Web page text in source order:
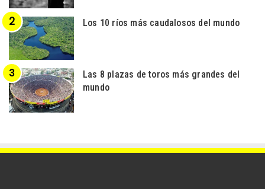
Los 10 ríos más caudalosos del mundo
Las 8 plazas de toros más grandes del
mundo